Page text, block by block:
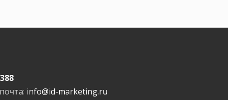
info@id-marketing.ru